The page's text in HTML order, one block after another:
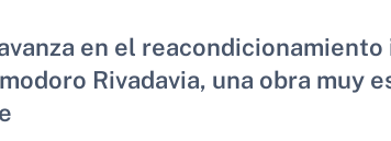
en el
Rivadavia, una obra muy